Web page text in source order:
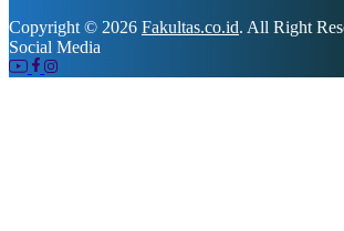
Copyright © 2026 Fakultas.co.id. All Right
Social Media